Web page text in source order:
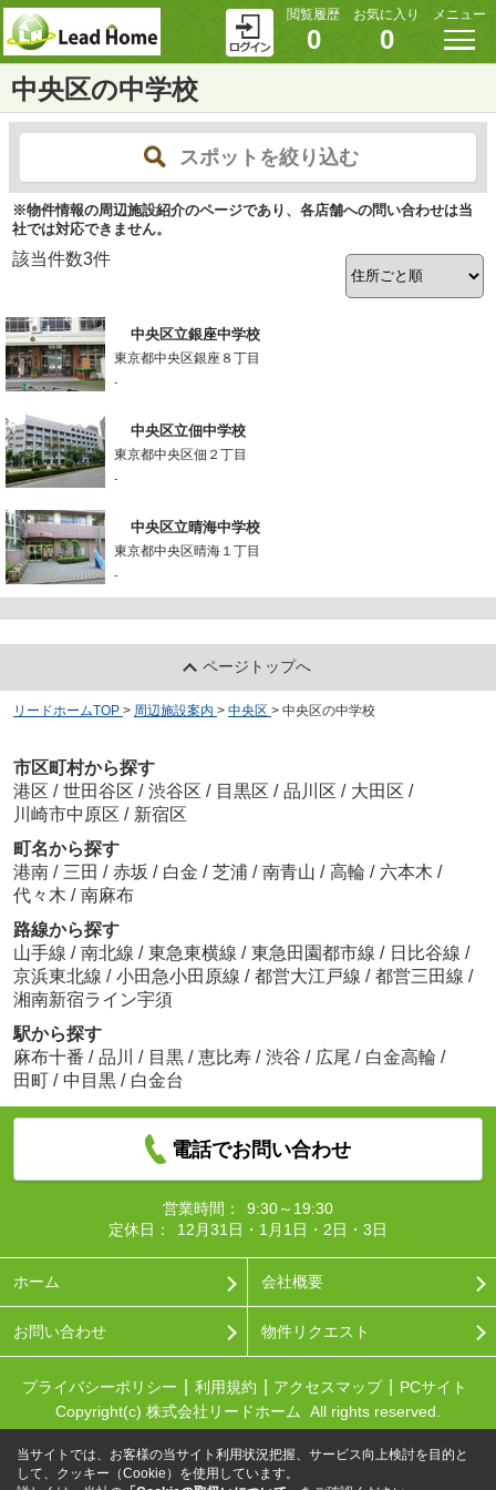
閲覧履歴
0
お気に入り
0
メニュー
中央区の中学校
スポットを絞り込む
※物件情報の周辺施設紹介のページであり、各店舗への問い合わせは当
社では対応できません。
該当件数3件
中央区立銀座中学校
東京都中央区銀座８丁目
-
中央区立佃中学校
東京都中央区佃２丁目
-
中央区立晴海中学校
東京都中央区晴海１丁目
-
ページトップへ
リードホームTOP > 周辺施設案内 > 中央区 > 中央区の中学校
市区町村から探す
港区 / 世田谷区 / 渋谷区 / 目黒区 / 品川区 / 大田区 /
川崎市中原区 / 新宿区
町名から探す
港南 / 三田 / 赤坂 / 白金 / 芝浦 / 南青山 / 高輪 / 六本木 /
代々木 / 南麻布
路線から探す
山手線 / 南北線 / 東急東横線 / 東急田園都市線 / 日比谷線 /
京浜東北線 / 小田急小田原線 / 都営大江戸線 / 都営三田線 /
湘南新宿ライン宇須
駅から探す
麻布十番 / 品川 / 目黒 / 恵比寿 / 渋谷 / 広尾 / 白金高輪 /
田町 / 中目黒 / 白金台
電話でお問い合わせ
営業時間：
9:30～19:30
定休日：
12月31日・1月1日・2日・3日
ホーム 会社概要
お問い合わせ 物件リクエスト
プライバシーポリシー 利用規約 アクセスマップ
PCサイト
Copyright(c) 株式会社リードホーム All rights reserved.
当サイトでは、お客様の当サイト利用状況把握、サービス向上検討を目的と
して、クッキー（Cookie）を使用しています。